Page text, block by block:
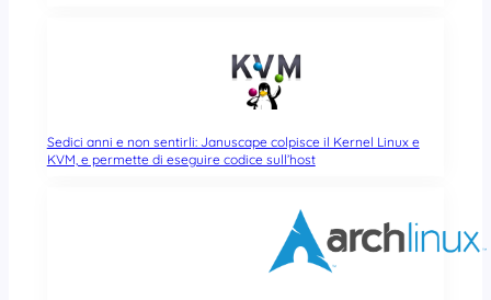
Sedici anni e non sentirli: Januscape colpisce il Kernel Linux e
KVM, e permette di eseguire codice sull’host